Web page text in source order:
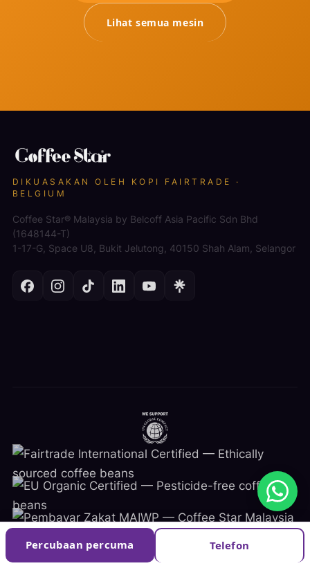
Lihat semua mesin
DIKUASAKAN OLEH KOPI FAIRTRADE ·
BELGIUM
Coffee Star® Malaysia by Belcoff Asia Pacific Sdn Bhd
(1648144-T)
1-17-G, Space U8, Bukit Jelutong, 40150 Shah Alam, Selangor
Percubaan percuma Telefon